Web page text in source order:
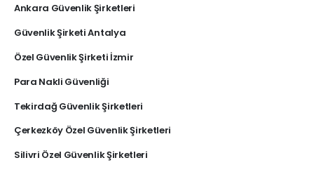
Ankara Güvenlik Şirketleri
Güvenlik Şirketi Antalya
Özel Güvenlik Şirketi İzmir
Para Nakli Güvenliği
Tekirdağ Güvenlik Şirketleri
Çerkezköy Özel Güvenlik Şirketleri
Silivri Özel Güvenlik Şirketleri